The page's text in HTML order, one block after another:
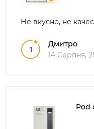
Не вкусно, не
1
Дмитро
14 Серпня,
Pod